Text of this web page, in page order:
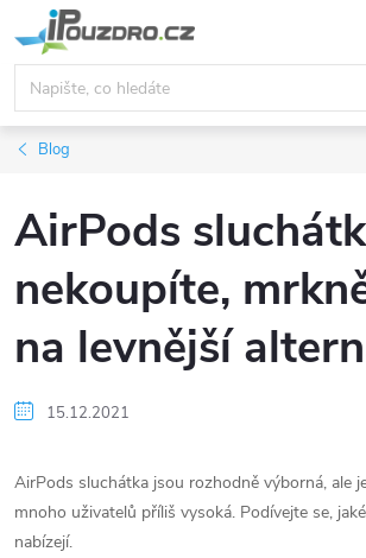
na
obsah
Blog
AirPods
nekoupíte,
na levnější
15.12.2021
AirPods sluchátka jsou rozhodně výborná, ale
mnoho uživatelů příliš vysoká. Podívejte se,
nabízejí.